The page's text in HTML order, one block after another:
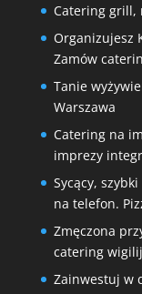
Catering grill,
Organizujesz
Zamów
Tanie
Warszawa
Catering na
imprezy
Sycący,
na telefon.
Zmęczona
catering
Zainwestuj w